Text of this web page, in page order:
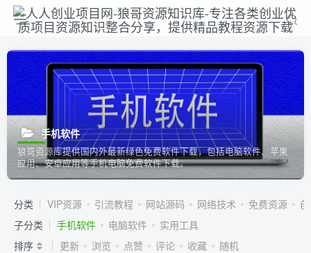
手机软件
狼哥资源库提供国内外最新绿色免费软件下载，包括电脑软件、苹果
应用、安卓应用等手机电脑免费软件下载。
分类 VIP资源 引流教程 网站源码 网络技术 免费资源
子分类
手机软件 电脑软件
实用工具
排序
更新 浏览 点赞 评论 收藏 随机